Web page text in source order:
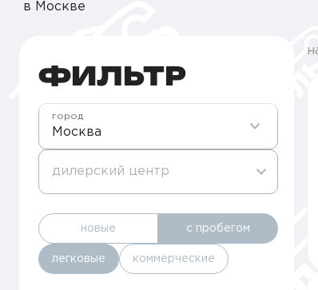
в Москве
ФИЛЬТР
Москва
город
дилерский центр
новые с пробегом
легковые коммерческие